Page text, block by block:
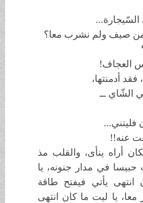
صيف ولم نشرب معا؟
العجاف!
أدمنتها،
ــ
عنه!!
أراه ينأى، والقلب مذ
في مدار جنونه، يا
يأتي فيفتح طاقة
يا ليت ما كان انتهى